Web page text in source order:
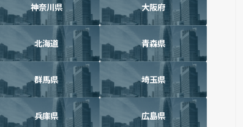
神奈川県 大阪府
北海道 青森県
群馬県 埼玉県
兵庫県 広島県